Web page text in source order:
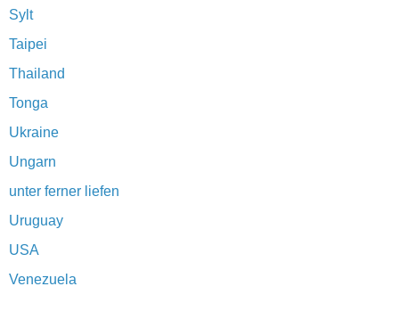
Sylt
Taipei
Thailand
Tonga
Ukraine
Ungarn
unter ferner liefen
Uruguay
USA
Venezuela